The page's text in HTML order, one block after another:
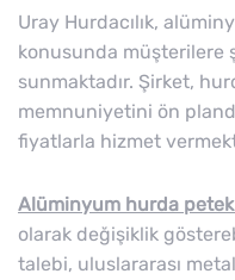
Uray Hurdacılık,
konusunda müşterilere
sunmaktadır. Şirket,
memnuniyetini ön
fiyatlarla hizmet
Alüminyum hurda petek
olarak değişiklik
talebi, uluslararası